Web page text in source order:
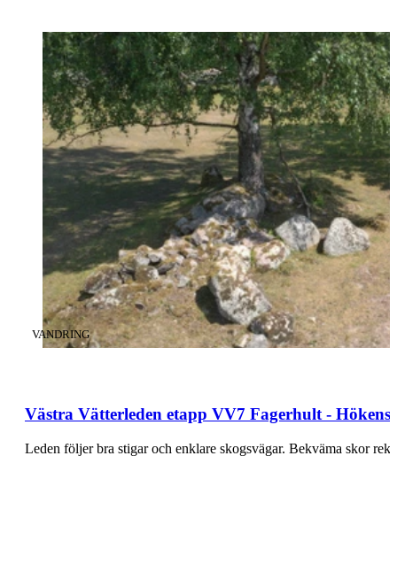
Västra Vätterleden etapp VV7 Fagerhult -
KATEGORI:
VANDRING
Leden följer bra stigar och enklare skogsvägar. Bekväma skor